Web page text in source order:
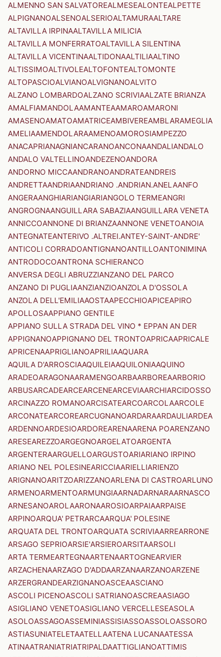
ALMENNO SAN SALVATOREALMESEALONTEALPETTE
ALPIGNANOALSENOALSERIOALTAMURAALTARE
ALTAVILLA IRPINAALTAVILLA MILICIA
ALTAVILLA MONFERRATOALTAVILLA SILENTINA
ALTAVILLA VICENTINAALTIDONAALTILIAALTINO
ALTISSIMOALTIVOLEALTOFONTEALTOMONTE
ALTOPASCIOALVIANOALVIGNANOALVITO
ALZANO LOMBARDOALZANO SCRIVIAALZATE BRIANZA
AMALFIAMANDOLAAMANTEAAMAROAMARONI
AMASENOAMATOAMATRICEAMBIVEREAMBLARAMEGLIA
AMELIAAMENDOLARAAMENOAMOROSIAMPEZZO
ANACAPRIANAGNIANCARANOANCONAANDALIANDALO
ANDALO VALTELLINOANDEZENOANDORA
ANDORNO MICCAANDRANOANDRATEANDREIS
ANDRETTAANDRIAANDRIANO .ANDRIAN.ANELAANFO
ANGERAANGHIARIANGIARIANGOLO TERMEANGRI
ANGROGNAANGUILLARA SABAZIAANGUILLARA VENETA
ANNICCOANNONE DI BRIANZAANNONE VENETOANOIA
ANTEGNATEANTERIVO .ALTREI.ANTEY-SAINT-ANDRE'
ANTICOLI CORRADOANTIGNANOANTILLOANTONIMINA
ANTRODOCOANTRONA SCHIERANCO
ANVERSA DEGLI ABRUZZIANZANO DEL PARCO
ANZANO DI PUGLIAANZIANZIOANZOLA D'OSSOLA
ANZOLA DELL'EMILIAAOSTAAPECCHIOAPICEAPIRO
APOLLOSAAPPIANO GENTILE
APPIANO SULLA STRADA DEL VINO * EPPAN AN DER
APPIGNANOAPPIGNANO DEL TRONTOAPRICAAPRICALE
APRICENAAPRIGLIANOAPRILIAAQUARA
AQUILA D'ARROSCIAAQUILEIAAQUILONIAAQUINO
ARADEOARAGONAARAMENGOARBAARBOREAARBORIO
ARBUSARCADEARCEARCENEARCEVIAARCHIARCIDOSSO
ARCINAZZO ROMANOARCISATEARCOARCOLAARCOLE
ARCONATEARCOREARCUGNANOARDARAARDAULIARDEA
ARDENNOARDESIOARDOREARENAARENA POARENZANO
ARESEAREZZOARGEGNOARGELATOARGENTA
ARGENTERAARGUELLOARGUSTOARIARIANO IRPINO
ARIANO NEL POLESINEARICCIAARIELLIARIENZO
ARIGNANOARITZOARIZZANOARLENA DI CASTROARLUNO
ARMENOARMENTOARMUNGIAARNADARNARAARNASCO
ARNESANOAROLAARONAAROSIOARPAIAARPAISE
ARPINOARQUA' PETRARCAARQUA' POLESINE
ARQUATA DEL TRONTOARQUATA SCRIVIAARREARRONE
ARSAGO SEPRIOARSIE'ARSIEROARSITAARSOLI
ARTA TERMEARTEGNAARTENAARTOGNEARVIER
ARZACHENAARZAGO D'ADDAARZANAARZANOARZENE
ARZERGRANDEARZIGNANOASCEAASCIANO
ASCOLI PICENOASCOLI SATRIANOASCREAASIAGO
ASIGLIANO VENETOASIGLIANO VERCELLESEASOLA
ASOLOASSAGOASSEMINIASSISIASSOASSOLOASSORO
ASTIASUNIATELETAATELLAATENA LUCANAATESSA
ATINAATRANIATRIATRIPALDAATTIGLIANOATTIMIS